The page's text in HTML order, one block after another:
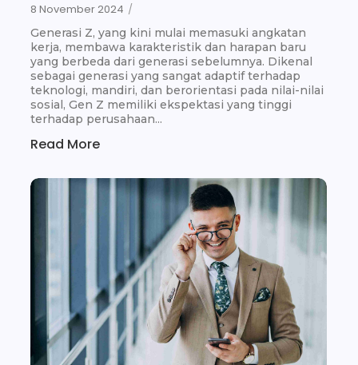
8 November 2024 /
Generasi Z, yang kini mulai memasuki angkatan
kerja, membawa karakteristik dan harapan baru
yang berbeda dari generasi sebelumnya. Dikenal
sebagai generasi yang sangat adaptif terhadap
teknologi, mandiri, dan berorientasi pada nilai-nilai
sosial, Gen Z memiliki ekspektasi yang tinggi
terhadap perusahaan...
Read More